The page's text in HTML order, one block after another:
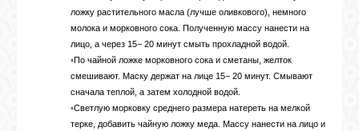
ложку растительного масла (лучше оливкового), немного
молока и морковного сока. Полученную массу нанести на
лицо, а через 15− 20 минут смыть прохладной водой.
◦По чайной ложке морковного сока и сметаны, желток
смешивают. Маску держат на лице 15− 20 минут. Смывают
сначала теплой, а затем холодной водой.
◦Светлую морковку среднего размера натереть на мелкой
терке, добавить чайную ложку меда. Массу нанести на лицо и